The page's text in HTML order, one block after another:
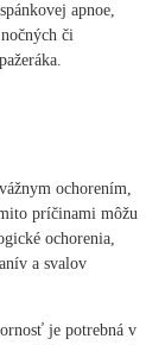
apnoe,
či
ochorením,
príčinami môžu
ochorenia,
a svalov
je potrebná v